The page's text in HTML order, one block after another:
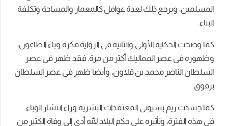
المسلمين، ويرجع ذلك لعدة عوامل كالمعمار والمساحة وتكلفة
البناء.
كما وضحت الحكاية الأولى والثانية فى الرواية فكرة وباء الطاعون،
وظهوره فى عصر المماليك أكثر من مرة. فقد ظهر فى عصر
السلطان الناصر محمد بن قلاون، وأيضا ظهر فى عصر السلطان
برقوق.
كما جسدت ريم بسيونى المعتقدات البشرية وراء انتشار الوباء
فى هذه الفترة، وتأثيره على حكم البلاد لأنه أدى إلى وفاة الكثير من